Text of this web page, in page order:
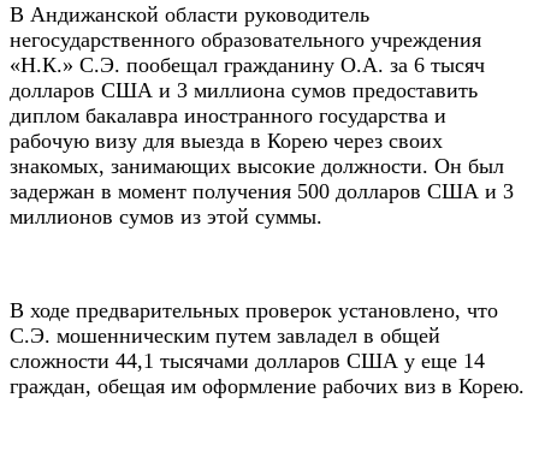
В Андижанской области руководитель
негосударственного образовательного учреждения
«Н.К.» С.Э. пообещал гражданину О.А. за 6 тысяч
долларов США и 3 миллиона сумов предоставить
диплом бакалавра иностранного государства и
рабочую визу для выезда в Корею через своих
знакомых, занимающих высокие должности. Он был
задержан в момент получения 500 долларов США и 3
миллионов сумов из этой суммы.
В ходе предварительных проверок установлено, что
С.Э. мошенническим путем завладел в общей
сложности 44,1 тысячами долларов США у еще 14
граждан, обещая им оформление рабочих виз в Корею.